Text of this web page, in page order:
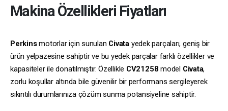
Makina Özellikleri Fiyatları
Perkinsmotorlar için sunulan Civata yedek parçaları, geniş bir
ürün yelpazesine sahiptir ve bu yedek parçalar farklı özellikler ve
kapasiteler ile donatılmıştır. Özellikle CV21258 model Civata,
zorlu koşullar altında bile güvenilir bir performans sergileyerek
sıkıntılı durumlarınıza çözüm sunma potansiyeline sahiptir.